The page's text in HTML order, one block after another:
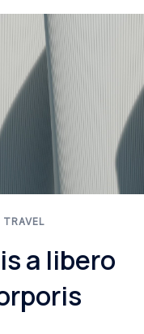
TRAVEL
a libero